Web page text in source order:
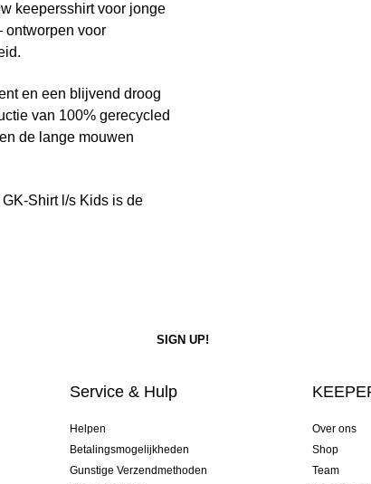
keepersshirt voor jonge
ontworpen voor
en een blijvend droog
van 100% gerecycled
de lange mouwen
Shirt l/s Kids is de
Service & Hulp
Helpen
Betalingsmogelijkheden
Gunstige Verzendmethoden
Over ons
Shop
Team